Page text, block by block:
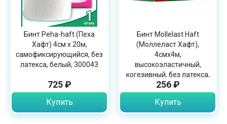
Бинт Peha-haft (Пеха
Хафт) 4см х 20м,
самофиксирующийся, без
латекса, белый, 300043
725 ₽
Купить
Бинт Mollelast Haft
(Моллеласт Хафт),
4смх4м,
высокоэластичный,
когезивный, без латекса,
30063
256 ₽
Купить